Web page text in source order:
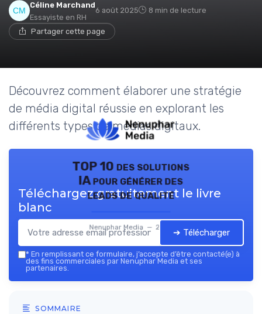
Céline Marchand
Essayiste en RH
6 août 2025 8 min de lecture
Partager cette page
Découvrez comment élaborer une stratégie
de média digital réussie en explorant les
différents types de médias digitaux.
TOP 10 des solutions
IA pour générer des
leads de qualité
Nenuphar Media — 2026
Téléchargez gratuitement le livre
blanc
➔ Télécharger
* En remplissant ce formulaire, j’accepte d’être contacté(e) à
des fins commerciales par Nenuphar Media et ses
partenaires.
SOMMAIRE